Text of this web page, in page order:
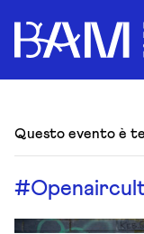
Questo evento è